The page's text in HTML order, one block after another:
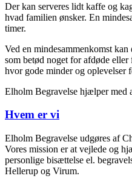
Der kan serveres lidt kaffe og
hvad familien ønsker. En
timer.
Ved en mindesammenkomst
som betød noget for afdøde
hvor gode minder og oplevelser
Elholm Begravelse hjælper med
Hvem er vi
Elholm Begravelse udgøres af
Vores mission er at vejlede og
personlige bisættelse el.
Hellerup og Virum.